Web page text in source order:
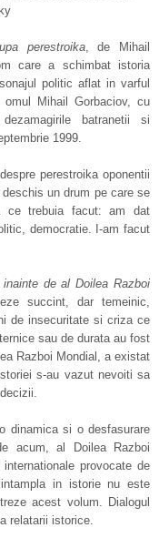
perestroika, de Mihail
care a schimbat istoria
politic aflat in varful
Mihail Gorbaciov, cu
batranetii si
1999.
perestroika oponentii
un drum pe care se
ce trebuia facut: am dat
democratie. I-am facut
de al Doilea Razboi
succint, dar temeinic,
de insecuritate si criza ce
sau de durata au fost
Razboi Mondial, a existat
s-au vazut nevoiti sa
dinamica si o desfasurare
acum, al Doilea Razboi
provocate de
in istorie nu este
acest volum. Dialogul
relatarii istorice.